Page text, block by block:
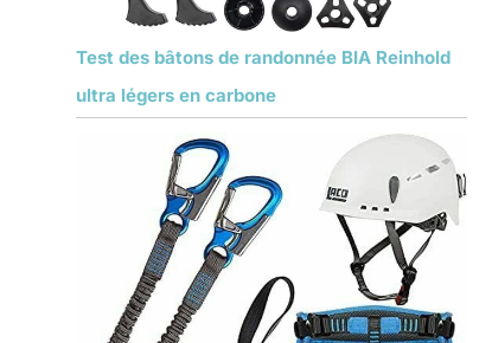
Test des bâtons de randonnée BIA Reinhold
ultra légers en carbone